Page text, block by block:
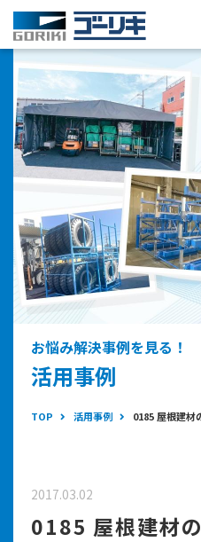
お悩み解決事例を見る！
活用事例
TOP 活用事例 0185 屋根建
2017.03.02
0185 屋根建材